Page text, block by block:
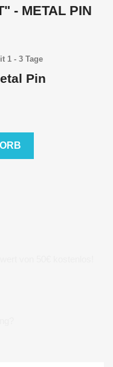
- METAL PIN
1 - 3 Tage
Pin